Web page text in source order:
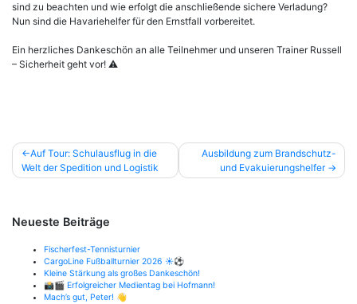
sind zu beachten und wie erfolgt die anschließende sichere Verladung?
Nun sind die Havariehelfer für den Ernstfall vorbereitet.
Ein herzliches Dankeschön an alle Teilnehmer und unseren Trainer Russell
– Sicherheit geht vor! ⚠️
Beitragsnavigation
Auf Tour: Schulausflug in die
Welt der Spedition und Logistik
Ausbildung zum Brandschutz-
und Evakuierungshelfer
Neueste Beiträge
Fischerfest-Tennisturnier
CargoLine Fußballturnier 2026 ☀️⚽
Kleine Stärkung als großes Dankeschön!
📸🎬 Erfolgreicher Medientag bei Hofmann!
Mach’s gut, Peter! 👋